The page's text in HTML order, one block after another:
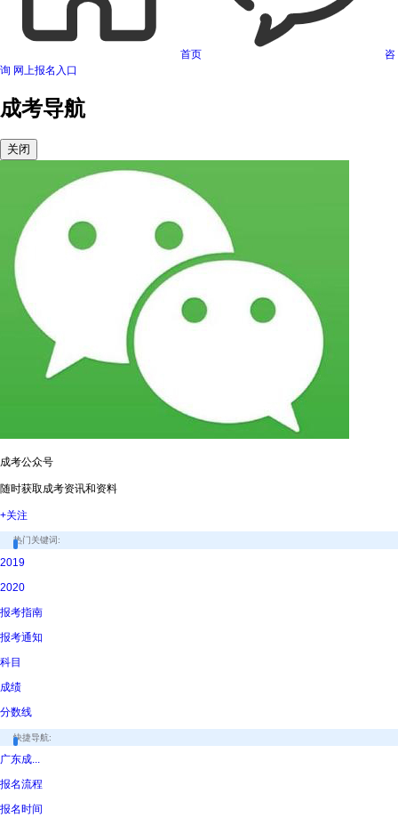
首页
咨
询 网上报名入口
成考导航
关闭
成考公众号
随时获取成考资讯和资料
+关注
热门关键词:
2019
2020
报考指南
报考通知
科目
成绩
分数线
快捷导航:
广东成...
报名流程
报名时间